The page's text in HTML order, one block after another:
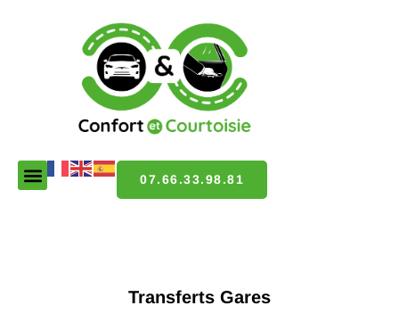
07.66.33.98.81
Transferts Gares